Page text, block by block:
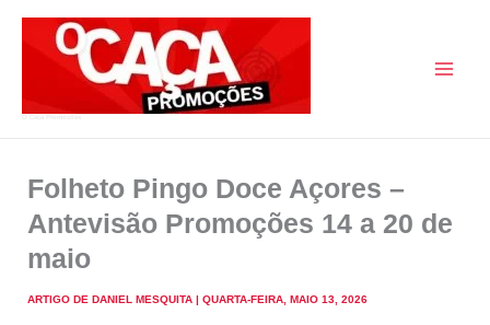
Folheto Pingo Doce Açores –
Antevisão Promoções 14 a 20 de
maio
ARTIGO DE DANIEL MESQUITA | QUARTA-FEIRA, MAIO 13, 2026